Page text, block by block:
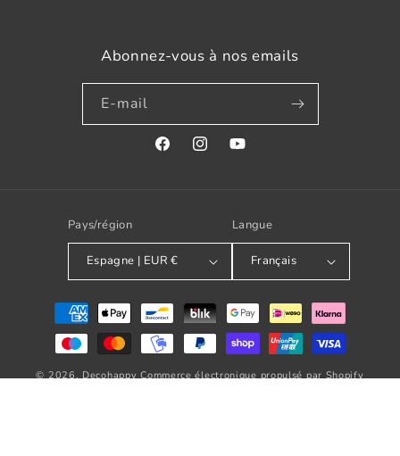
Abonnez-vous à nos emails
E-mail
FacebookInstagramYouTube
Pays/région
Espagne | EUR €
Langue
Français
Modes
paiement
© 2026, Decohappy Commerce électronique propulsé par Shopify